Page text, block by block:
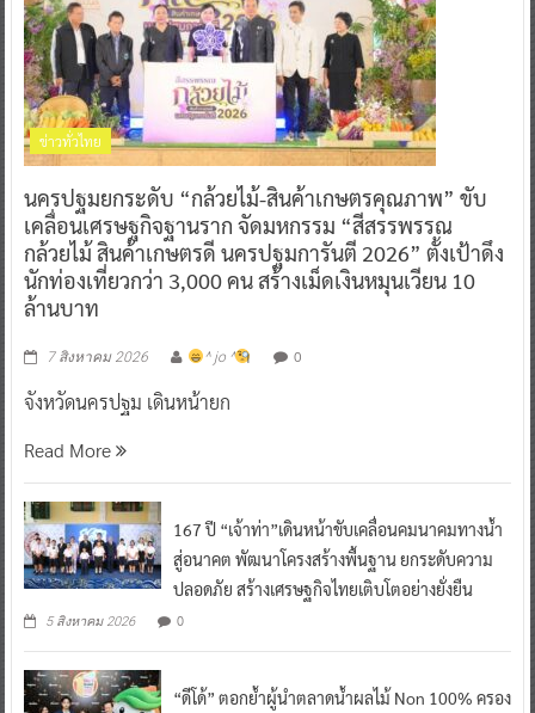
ข่าวทั่วไทย
นครปฐมยกระดับ “กล้วยไม้-สินค้าเกษตรคุณภาพ” ขับ
เคลื่อนเศรษฐกิจฐานราก จัดมหกรรม “สีสรรพรรณ
กล้วยไม้ สินค้าเกษตรดี นครปฐมการันตี 2026” ตั้งเป้าดึง
นักท่องเที่ยวกว่า 3,000 คน สร้างเม็ดเงินหมุนเวียน 10
ล้านบาท
7 สิงหาคม 2026 ^ jo ^ 0
จังหวัดนครปฐม เดินหน้ายก
Read More
167 ปี “เจ้าท่า”เดินหน้าขับเคลื่อนคมนาคมทางน้ำ
สู่อนาคต พัฒนาโครงสร้างพื้นฐาน ยกระดับความ
ปลอดภัย สร้างเศรษฐกิจไทยเติบโตอย่างยั่งยืน
5 สิงหาคม 2026 0
“ดีโด้” ตอกย้ำผู้นำตลาดน้ำผลไม้ Non 100% ครอง